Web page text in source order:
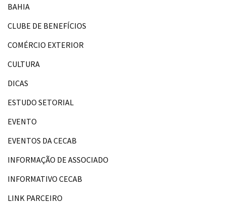
BAHIA
CLUBE DE BENEFÍCIOS
COMÉRCIO EXTERIOR
CULTURA
DICAS
ESTUDO SETORIAL
EVENTO
EVENTOS DA CECAB
INFORMAÇÃO DE ASSOCIADO
INFORMATIVO CECAB
LINK PARCEIRO